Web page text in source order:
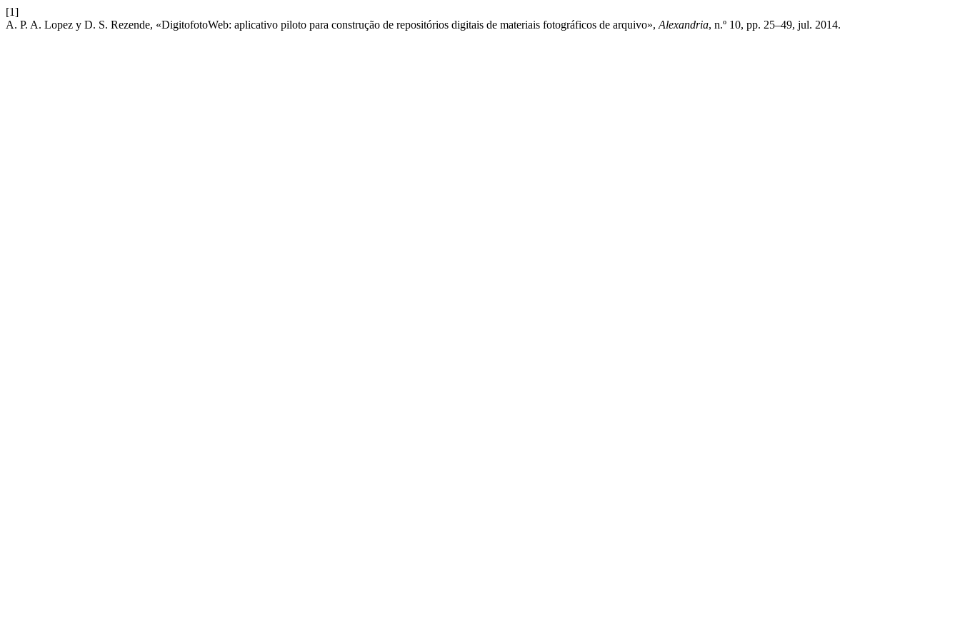
[1]
A. P. A. Lopez y D. S. Rezende, «DigitofotoWeb: aplicativo piloto para construção de repositórios digitais de materiais fotográficos de arquivo», Alexandria, n.º 10, pp. 25–49, jul. 2014.